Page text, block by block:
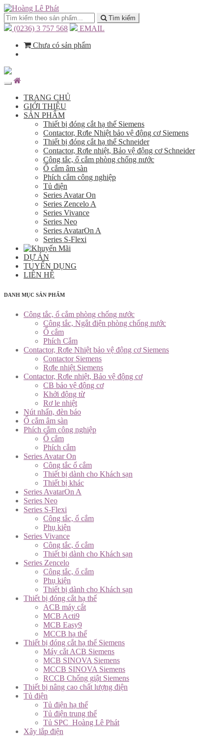
Tìm kiếm
(0236) 3 757 568
EMAIL
Chưa có sản phẩm
TRANG CHỦ
GIỚI THIỆU
SẢN PHẨM
Thiết bị đóng cắt hạ thế Siemens
Contactor, Rơle Nhiệt bảo vệ động cơ Siemens
Thiết bị đóng cắt hạ thế Schneider
Contactor, Rơle nhiệt, Bảo vệ động cơ Schneider
Công tắc, ổ cắm phòng chống nước
Ổ cắm âm sàn
Phích cắm công nghiệp
Tủ điện
Series Avatar On
Series Zencelo A
Series Vivance
Series Neo
Series AvatarOn A
Series S-Flexi
DỰ ÁN
TUYỂN DỤNG
LIÊN HỆ
DANH MỤC SẢN PHẨM
Công tắc, ổ cắm phòng chống nước
Công tắc, Ngắt điện phòng chống nước
Ổ cắm
Phích Cắm
Contactor, Rơle Nhiệt bảo vệ động cơ Siemens
Contactor Siemens
Rơle nhiệt Siemens
Contactor, Rơle nhiệt, Bảo vệ động cơ
CB bảo vệ động cơ
Khởi động từ
Rơ le nhiệt
Nút nhấn, đèn báo
Ổ cắm âm sàn
Phích cắm công nghiệp
Ổ cắm
Phích cắm
Series Avatar On
Công tắc ổ cắm
Thiết bị dành cho Khách sạn
Thiết bị khác
Series AvatarOn A
Series Neo
Series S-Flexi
Công tắc, ổ cắm
Phụ kiện
Series Vivance
Công tắc, ổ cắm
Thiết bị dành cho Khách sạn
Series Zencelo
Công tắc, ổ cắm
Phụ kiện
Thiết bị dành cho Khách sạn
Thiết bị đóng cắt hạ thế
ACB máy cắt
MCB Acti9
MCB Easy9
MCCB hạ thế
Thiết bị đóng cắt hạ thế Siemens
Máy cắt ACB Siemens
MCB SINOVA Siemens
MCCB SINOVA Siemens
RCCB Chống giật Siemens
Thiết bị nâng cao chất lượng điện
Tủ điện
Tủ điện hạ thế
Tủ điện trung thế
Tủ SPC_Hoàng Lê Phát
Xây lắp điện